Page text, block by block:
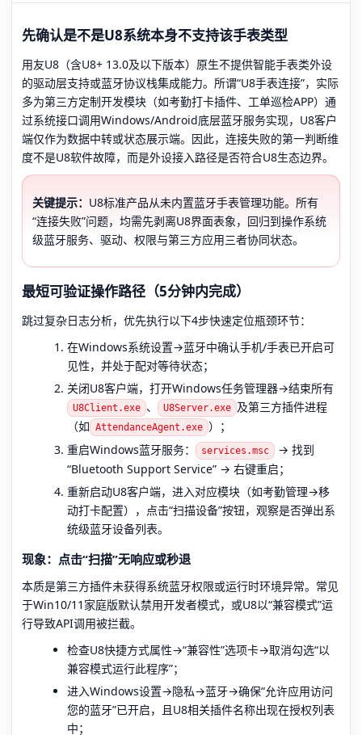
先确认是不是U8系统本身不支持该手表类型
用友U8（含U8+ 13.0及以下版本）原生不提供智能手表类外设
的驱动层支持或蓝牙协议栈集成能力。所谓“U8手表连接”，实际
多为第三方定制开发模块（如考勤打卡插件、工单巡检APP）通
过系统接口调用Windows/Android底层蓝牙服务实现，U8客户
端仅作为数据中转或状态展示端。因此，连接失败的第一判断维
度不是U8软件故障，而是外设接入路径是否符合U8生态边界。
关键提示： U8标准产品从未内置蓝牙手表管理功能。所有
“连接失败”问题，均需先剥离U8界面表象，回归到操作系统
级蓝牙服务、驱动、权限与第三方应用三者协同状态。
最短可验证操作路径（5分钟内完成）
跳过复杂日志分析，优先执行以下4步快速定位瓶颈环节：
在Windows系统设置→蓝牙中确认手机/手表已开启可
见性，并处于配对等待状态；
关闭U8客户端，打开Windows任务管理器→结束所有
U8Client.exe 、 U8Server.exe 及第三方插件进程
（如 AttendanceAgent.exe ）；
重启Windows蓝牙服务：
services.msc
→ 找到
“Bluetooth Support Service” → 右键重启；
重新启动U8客户端，进入对应模块（如考勤管理→移
动打卡配置），点击“扫描设备”按钮，观察是否弹出系
统级蓝牙设备列表。
现象：点击“扫描”无响应或秒退
本质是第三方插件未获得系统蓝牙权限或运行时环境异常。常见
于Win10/11家庭版默认禁用开发者模式，或U8以“兼容模式”运
行导致API调用被拦截。
检查U8快捷方式属性→“兼容性”选项卡→取消勾选“以
兼容模式运行此程序”；
进入Windows设置→隐私→蓝牙→确保“允许应用访问
您的蓝牙”已开启，且U8相关插件名称出现在授权列表
中；